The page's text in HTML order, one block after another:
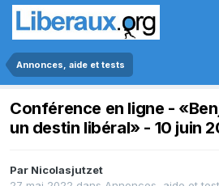
Annonces, aide et tests
Conférence en ligne -
un destin libéral» - 10 juin
Par Nicolasjutzet